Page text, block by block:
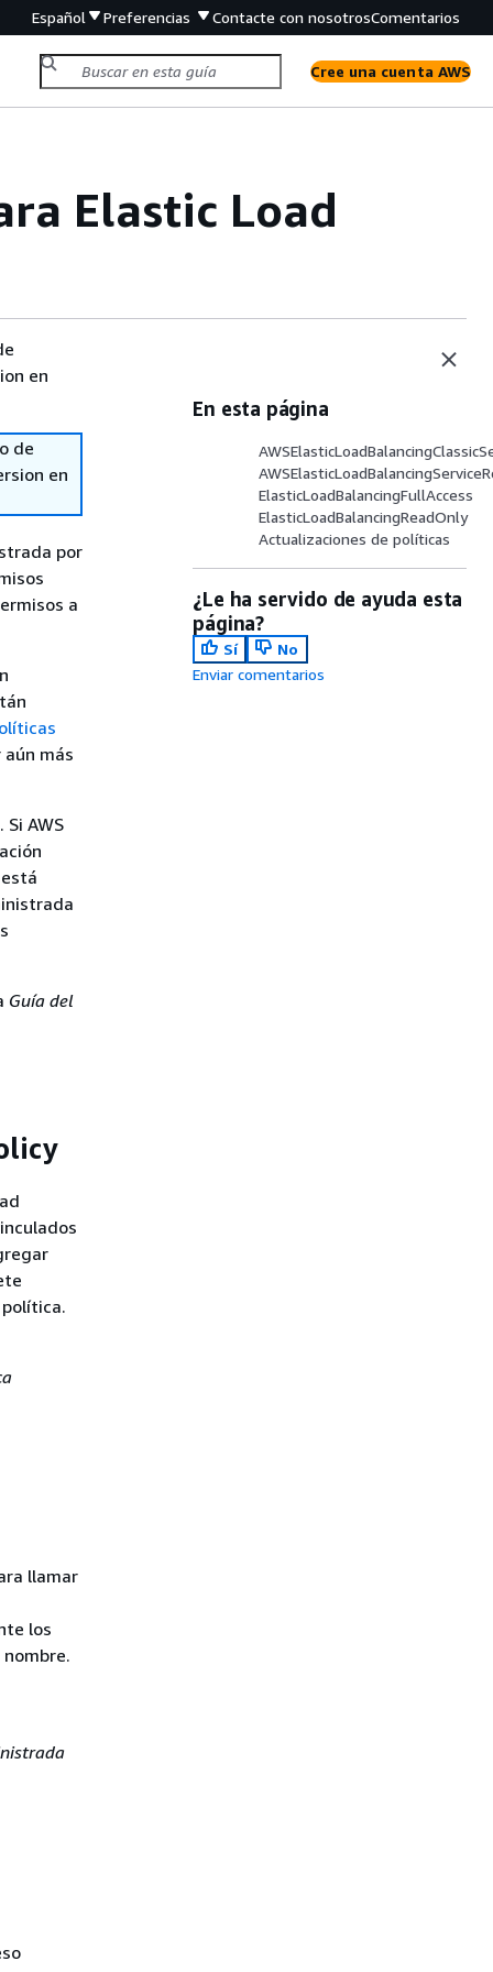
Español Preferencias Contacte con nosotrosComentarios
Cree una cuenta AWS
Elastic Load
en
de
en
por
a
más
AWS
Guía del
llamar
los
En esta página
ElasticLoadBalancingFullAccess
ElasticLoadBalancingReadOnly
Actualizaciones de políticas
¿Le ha servido de ayuda esta
página?
Sí
No
Enviar comentarios